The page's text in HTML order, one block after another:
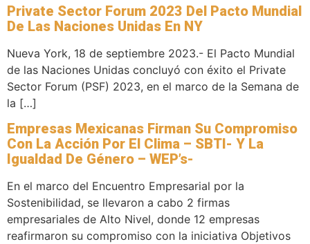
Private Sector Forum 2023 Del Pacto Mundial
De Las Naciones Unidas En NY
Nueva York, 18 de septiembre 2023.- El Pacto Mundial
de las Naciones Unidas concluyó con éxito el Private
Sector Forum (PSF) 2023, en el marco de la Semana de
la […]
Empresas Mexicanas Firman Su Compromiso
Con La Acción Por El Clima – SBTI- Y La
Igualdad De Género – WEP’s-
En el marco del Encuentro Empresarial por la
Sostenibilidad, se llevaron a cabo 2 firmas
empresariales de Alto Nivel, donde 12 empresas
reafirmaron su compromiso con la iniciativa Objetivos